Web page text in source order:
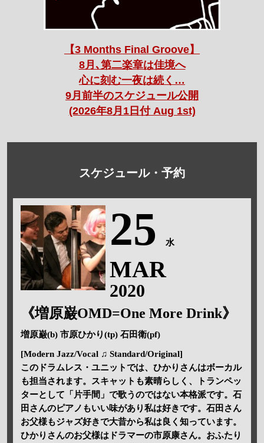
【3 Months Final Groove】
8月､第二楽章は佳境へ
心に刻む一夜は続く…
9月前半のスケジュール公開
(2026年8月1日付 Aug 1st)
スケジュール・予約
25 水
MAR
2020
《増原巌OMD=One More Drink》
増原巌(b) 市原ひかり(tp) 石田衛(pf)
[Modern Jazz/Vocal ♫ Standard/Original]
このドラムレス・ユニットでは、ひかりさんはボーカル
も担当されます。スキャットも素晴らしく、トランペッ
ターとして「片手間」で歌うのではない本格派です。石
田さんのピアノもいい味があり私は好きです。石田さん
お父様もジャズ好きで大昔から私は良く知っています。
ひかりさんのお父様はドラマーの市原康さん。おふたり